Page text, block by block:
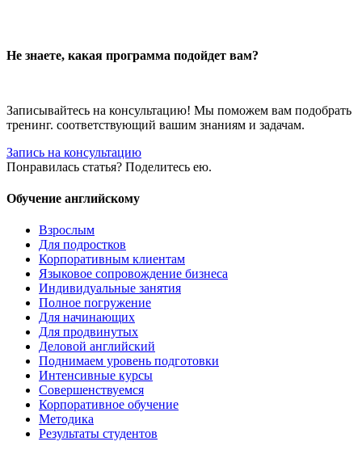
Не знаете, какая программа подойдет вам?
Записывайтесь на консультацию! Мы поможем вам подобрать
тренинг. соответствующий вашим знаниям и задачам.
Запись на консультацию
Понравилась статья? Поделитесь ею.
Обучение английскому
Взрослым
Для подростков
Корпоративным клиентам
Языковое сопровождение бизнеса
Индивидуальные занятия
Полное погружение
Для начинающих
Для продвинутых
Деловой английский
Поднимаем уровень подготовки
Интенсивные курсы
Совершенствуемся
Корпоративное обучение
Методика
Результаты студентов